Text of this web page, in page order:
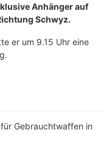
Anhänger auf
Schwyz.
er um 9.15 Uhr eine